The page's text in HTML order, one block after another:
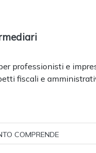
professionisti e
fiscali e
COMPRENDE